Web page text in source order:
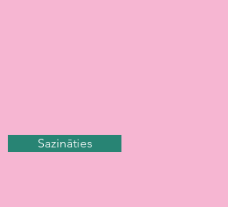
Sazināties